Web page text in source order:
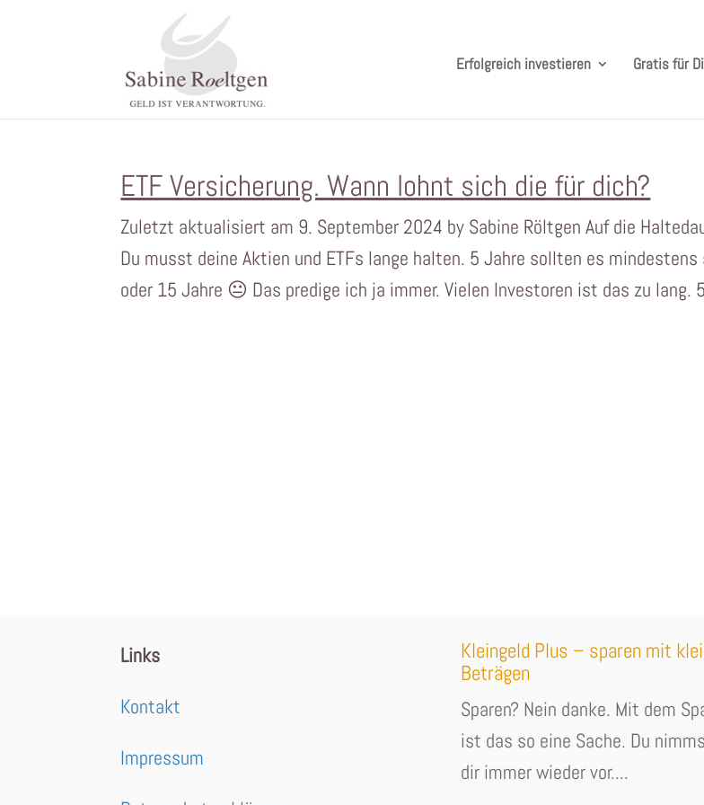
Erfolgreich investieren Gratis für
ETF Versicherung. Wann lohnt sich die für dich?
Zuletzt aktualisiert am 9. September 2024 by Sabine Röltgen Auf die
Du musst deine Aktien und ETFs lange halten. 5 Jahre sollten es mindestens
oder 15 Jahre 😐 Das predige ich ja immer. Vielen Investoren ist das zu lang.
Links
Kontakt
Impressum
Kleingeld Plus – sparen mit
Beträgen
Sparen? Nein danke. Mit dem
ist das so eine Sache. Du
dir immer wieder vor....